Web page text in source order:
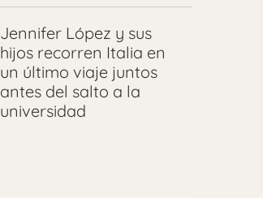
Jennifer López y sus
hijos recorren Italia en
un último viaje juntos
antes del salto a la
universidad